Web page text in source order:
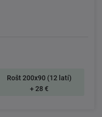
Rošt 200x90 (12 latí)
+ 28 €